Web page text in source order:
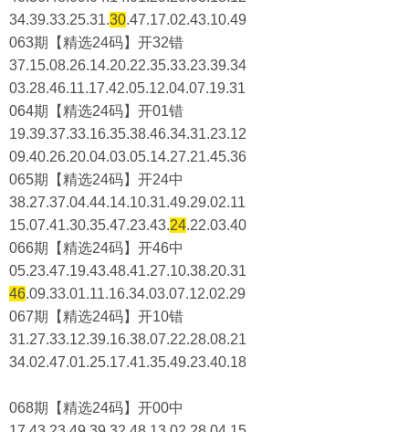
34.39.33.25.31.30.47.17.02.43.10.49
063期【精选24码】开32错
37.15.08.26.14.20.22.35.33.23.39.34
03.28.46.11.17.42.05.12.04.07.19.31
064期【精选24码】开01错
19.39.37.33.16.35.38.46.34.31.23.12
09.40.26.20.04.03.05.14.27.21.45.36
065期【精选24码】开24中
38.27.37.04.44.14.10.31.49.29.02.11
15.07.41.30.35.47.23.43.24.22.03.40
066期【精选24码】开46中
05.23.47.19.43.48.41.27.10.38.20.31
46.09.33.01.11.16.34.03.07.12.02.29
067期【精选24码】开10错
31.27.33.12.39.16.38.07.22.28.08.21
34.02.47.01.25.17.41.35.49.23.40.18
068期【精选24码】开00中